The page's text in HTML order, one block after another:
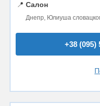
📍 Салон
Днепр, Юлиуша
+38 (095)